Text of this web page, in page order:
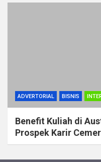
ADVERTORIAL BISNIS
Benefit Kuliah di
Prospek Karir